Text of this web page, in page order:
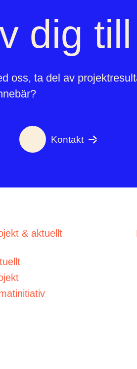
dig
oss, ta del av
Kontakt
& aktuellt